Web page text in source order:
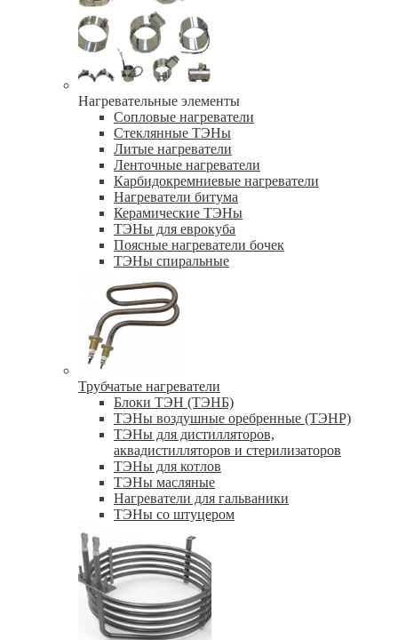
Нагревательные элементы
Сопловые нагреватели
Стеклянные ТЭНы
Литые нагреватели
Ленточные нагреватели
Карбидокремниевые нагреватели
Нагреватели битума
Керамические ТЭНы
ТЭНы для еврокуба
Поясные нагреватели бочек
ТЭНы спиральные
Трубчатые нагреватели
Блоки ТЭН (ТЭНБ)
ТЭНы воздушные оребренные (ТЭНР)
ТЭНы для дистилляторов,
аквадистилляторов и стерилизаторов
ТЭНы для котлов
ТЭНы масляные
Нагреватели для гальваники
ТЭНы со штуцером